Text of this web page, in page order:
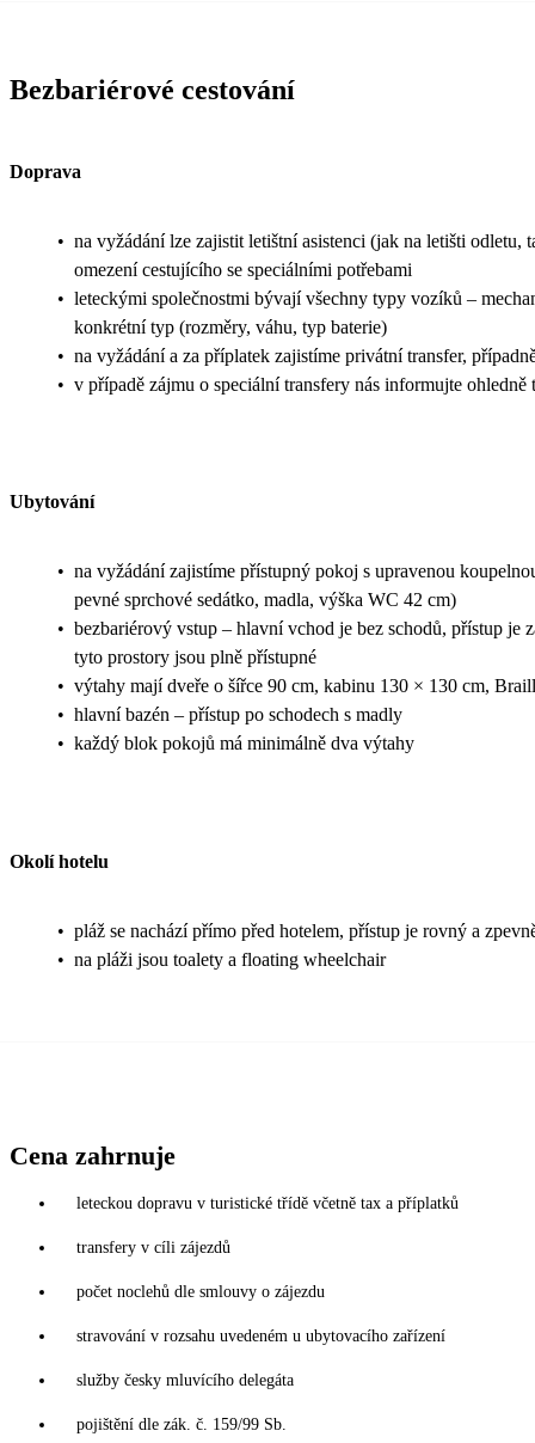
Bezbariérové cestování
Doprava
• na vyžádání lze zajistit letištní asistenci (jak na letišti odletu,
omezení cestujícího se speciálními potřebami
• leteckými společnostmi bývají všechny typy vozíků –
konkrétní typ (rozměry, váhu, typ baterie)
• na vyžádání a za příplatek zajistíme privátní transfer,
• v případě zájmu o speciální transfery nás informujte
Ubytování
• na vyžádání zajistíme přístupný pokoj s upravenou
pevné sprchové sedátko, madla, výška WC 42 cm)
• bezbariérový vstup – hlavní vchod je bez schodů, přístup je
tyto prostory jsou plně přístupné
• výtahy mají dveře o šířce 90 cm, kabinu 130 × 130 cm,
• hlavní bazén – přístup po schodech s madly
• každý blok pokojů má minimálně dva výtahy
Okolí hotelu
• pláž se nachází přímo před hotelem, přístup je rovný a
• na pláži jsou toalety a floating wheelchair
Cena zahrnuje
leteckou dopravu v turistické třídě včetně tax a příplatků
transfery v cíli zájezdů
počet noclehů dle smlouvy o zájezdu
stravování v rozsahu uvedeném u ubytovacího zařízení
služby česky mluvícího delegáta
pojištění dle zák. č. 159/99 Sb.